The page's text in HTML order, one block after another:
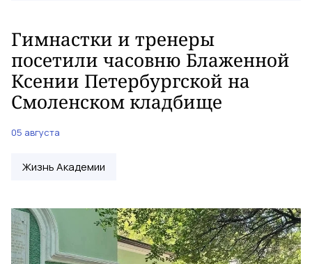
Гимнастки и тренеры
посетили часовню Блаженной
Ксении Петербургской на
Смоленском кладбище
05 августа
Жизнь Академии